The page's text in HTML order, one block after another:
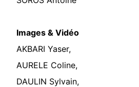
Images & Vidéo
AKBARI Yaser,
AURELE Coline,
DAULIN Sylvain,